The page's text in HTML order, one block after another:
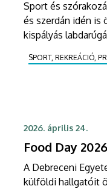
Sport és
és szerdán idén is
kispályás
Dóczy utcai
SPORT, REKREÁCIÓ,
2026. április 24.
Food Day 2026
A Debreceni
külföldi hallgatóit